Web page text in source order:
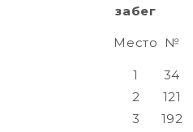
забег
Место №
1 34
2
121
3
192